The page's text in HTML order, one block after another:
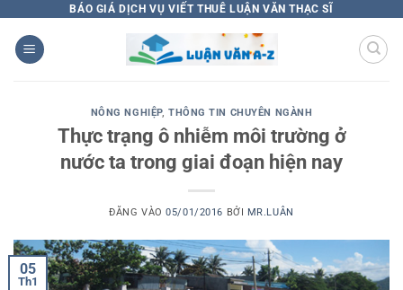
qua
nội
BÁO GIÁ DỊCH VỤ VIẾT THUÊ LUẬN VĂN THẠC SĨ
NÔNG NGHIỆP, THÔNG TIN CHUYÊN NGÀNH
Thực trạng ô nhiễm môi trường ở
nước ta trong giai đoạn hiện nay
ĐĂNG VÀO05/01/2016 BỞI MR.LUÂN
05
Th1